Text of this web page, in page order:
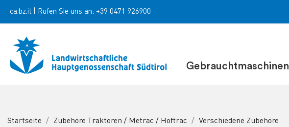
ca.bz.it Rufen Sie uns an: +39 0471 926900
Gebrauchtmaschinen
Startseite Zubehöre Traktoren / Metrac / Hoftrac Verschiedene Zubehöre